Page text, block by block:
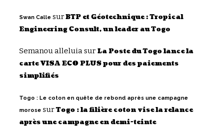
Swan Calle surBTP et Géotechnique : Tropical
Engineering Consult, un leader au Togo
Semanou alleluiasurLa Poste du Togo lance la
carte VISA ECO PLUS pour des paiements
simplifiés
Togo : Le coton en quête de rebond après une campagne
morose surTogo : la filière coton vise la relance
après une campagne en demi-teinte